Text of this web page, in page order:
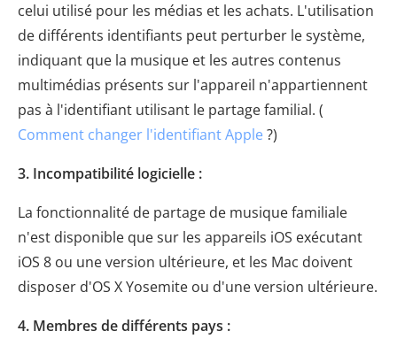
celui utilisé pour les médias et les achats. L'utilisation
de différents identifiants peut perturber le système,
indiquant que la musique et les autres contenus
multimédias présents sur l'appareil n'appartiennent
pas à l'identifiant utilisant le partage familial. (
Comment changer l'identifiant Apple ?)
3. Incompatibilité logicielle :
La fonctionnalité de partage de musique familiale
n'est disponible que sur les appareils iOS exécutant
iOS 8 ou une version ultérieure, et les Mac doivent
disposer d'OS X Yosemite ou d'une version ultérieure.
4. Membres de différents pays :